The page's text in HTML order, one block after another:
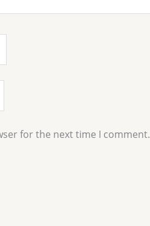
for the next time I comment.